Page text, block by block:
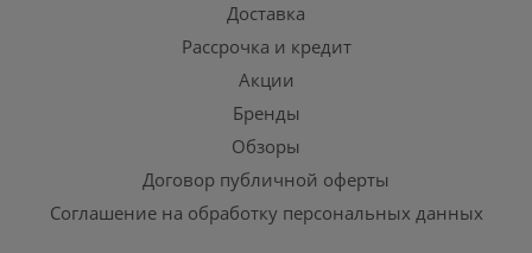
Доставка
Рассрочка и кредит
Акции
Бренды
Обзоры
Договор публичной оферты
Соглашение на обработку персональных данных